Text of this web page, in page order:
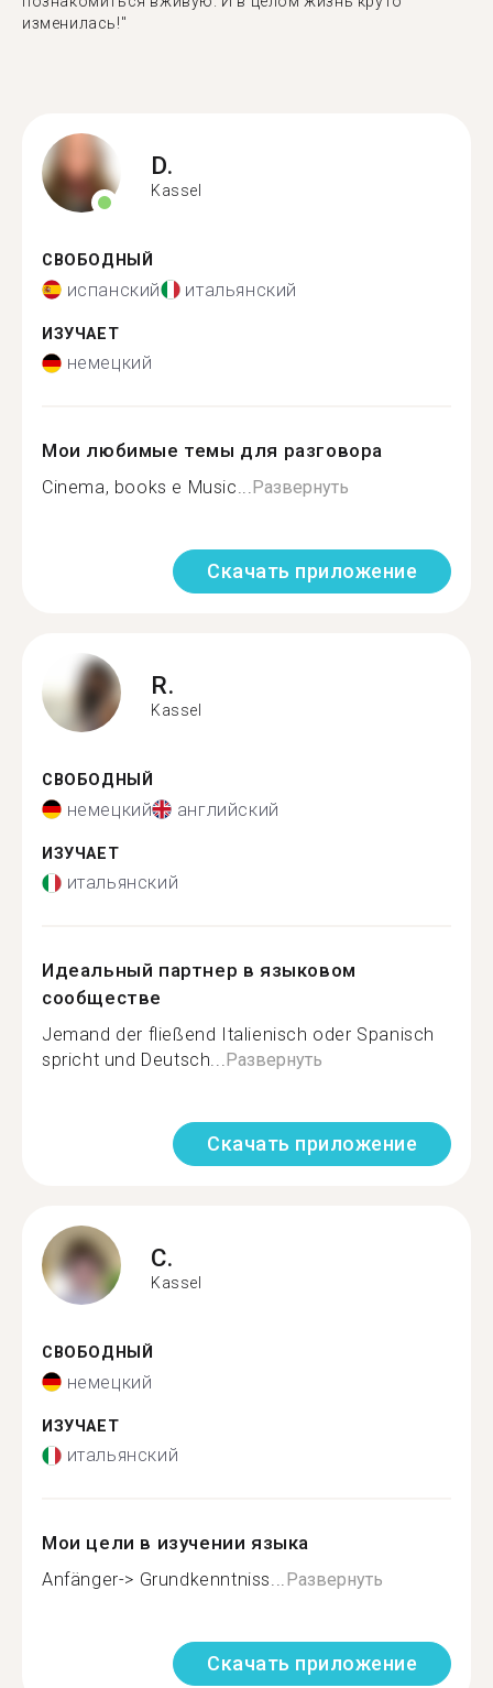
изменилась!"
D.
Kassel
СВОБОДНЫЙ
испанский итальянский
ИЗУЧАЕТ
немецкий
Мои любимые темы для разговора
Cinema, books e Music...Развернуть
Скачать приложение
R.
Kassel
СВОБОДНЫЙ
немецкий английский
ИЗУЧАЕТ
итальянский
Идеальный партнер в языковом
сообществе
Jemand der fließend Italienisch oder Spanisch
spricht und Deutsch...Развернуть
Скачать приложение
C.
Kassel
СВОБОДНЫЙ
немецкий
ИЗУЧАЕТ
итальянский
Мои цели в изучении языка
Anfänger-> Grundkenntniss...Развернуть
Скачать приложение